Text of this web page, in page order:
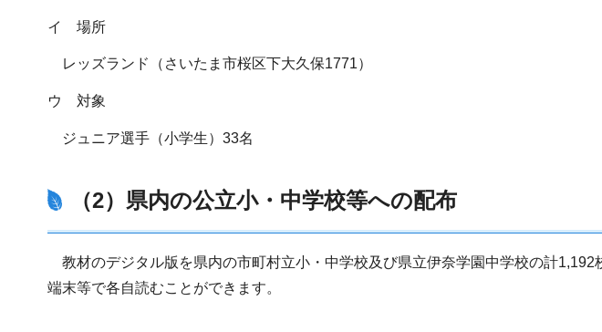
イ 場所
レッズランド（さいたま市桜区下大久保1771）
ウ 対象
ジュニア選手（小学生）33名
（2）県内の公立小・中学校等への配布
教材のデジタル版を県内の市町村立小・中学校及び県立伊奈学園中学校の計
端末等で各自読むことができます。